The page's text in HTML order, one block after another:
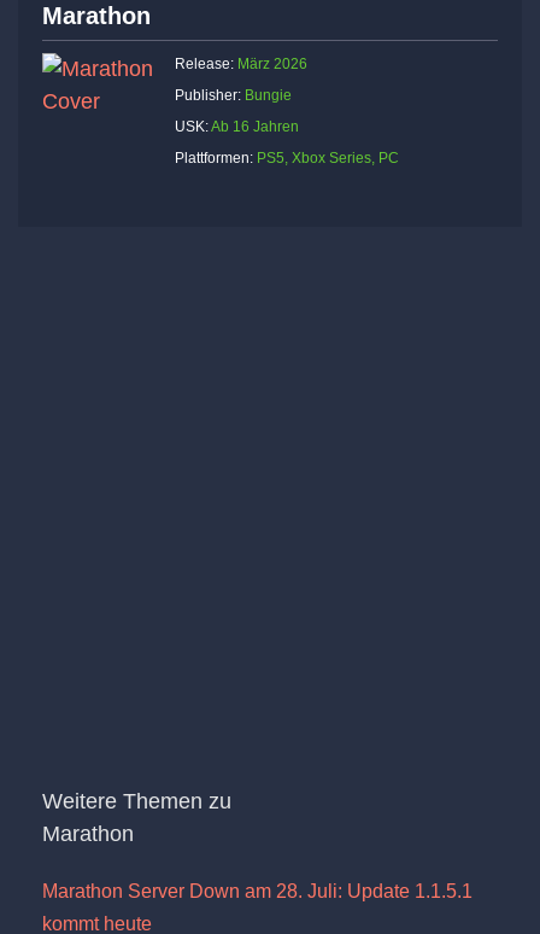
Marathon
Release: März 2026
Publisher: Bungie
USK:Ab 16 Jahren
Plattformen: PS5, Xbox Series, PC
Weitere Themen zu
Marathon
Marathon Server Down am 28. Juli: Update 1.1.5.1
kommt heute